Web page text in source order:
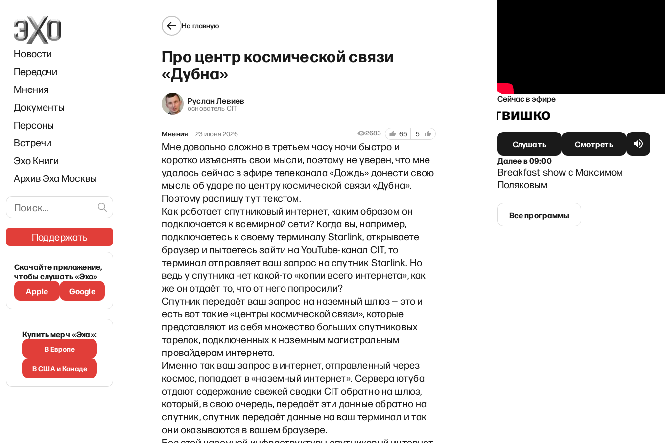
Новости
Передачи
Мнения
Документы
Персоны
Встречи
Эхо Книги
Архив Эха Москвы
Поддержать
Скачайте приложение,
чтобы слушать «Эхо»
Apple
Google
Купить мерч «Эха»:
В Европе
В США и Канаде
На главную
Про центр космической связи
«Дубна»
Руслан Левиев
основатель CIT
Мнения 23 июня 2026 2683 65 5
Мне довольно сложно в третьем часу ночи быстро и
коротко изъяснять свои мысли, поэтому не уверен, что мне
удалось сейчас в эфире телеканала «Дождь» донести свою
мысль об ударе по центру космической связи «Дубна».
Поэтому распишу тут текстом.
Как работает спутниковый интернет, каким образом он
подключается к всемирной сети? Когда вы, например,
подключаетесь к своему терминалу Starlink, открываете
браузер и пытаетесь зайти на YouTube-канал CIT, то
терминал отправляет ваш запрос на спутник Starlink. Но
ведь у спутника нет какой-то «копии всего интернета», как
же он отдаёт то, что от него попросили?
Спутник передаёт ваш запрос на наземный шлюз — это и
есть вот такие «центры космической связи», которые
представляют из себя множество больших спутниковых
тарелок, подключенных к наземным магистральным
провайдерам интернета.
Именно так ваш запрос в интернет, отправленный через
космос, попадает в «наземный интернет». Сервера ютуба
отдают содержание свежей сводки CIT обратно на шлюз,
который, в свою очередь, передаёт эти данные обратно на
спутник, спутник передаёт данные на ваш терминал и так
они оказываются в вашем браузере.
Сейчас в эфире
РЗВРТ с Антоном Рубиным и Дашей Литвишко
Слушать
Смотреть
Далеев09:00
Breakfast show с Максимом
Поляковым
Все программы